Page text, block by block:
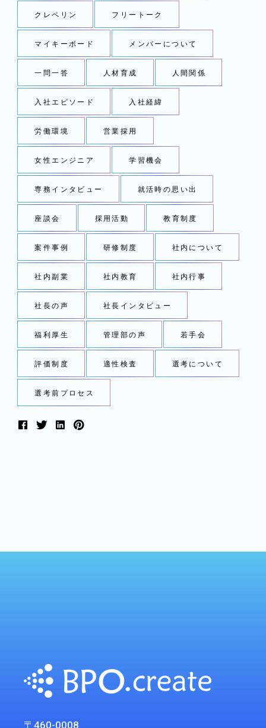
クレペリン フリートーク
マイキーボード メンバーについて
一問一答 人材育成 人間関係
入社エピソード 入社経緯
労働環境 営業採用
女性エンジニア 学習機会
専務インタビュー 就活時の思い出
座談会 採用活動 教育制度
案件事例 研修制度 社内について
社内副業 社内教育 社内行事
社長の声 社長インタビュー
福利厚生 管理部の声 若手会
評価制度 適性検査 選考について
選考前プロセス